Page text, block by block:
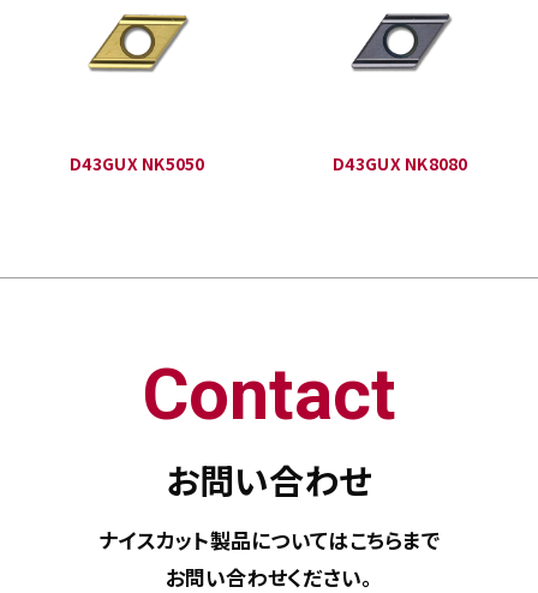
D43GUX NK5050 D43GUX NK8080
Contact
お問い合わせ
ナイスカット製品についてはこちらまで
お問い合わせください。